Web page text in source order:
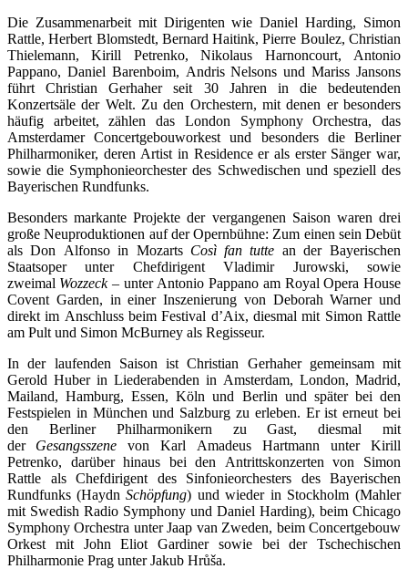
Die Zusammenarbeit mit Dirigenten wie Daniel Harding, Simon
Rattle, Herbert Blomstedt, Bernard Haitink, Pierre Boulez, Christian
Thielemann, Kirill Petrenko, Nikolaus Harnoncourt, Antonio
Pappano, Daniel Barenboim, Andris Nelsons und Mariss Jansons
führt Christian Gerhaher seit 30 Jahren in die bedeutenden
Konzertsäle der Welt. Zu den Orchestern, mit denen er besonders
häufig arbeitet, zählen das London Symphony Orchestra, das
Amsterdamer Concertgebouworkest und besonders die Berliner
Philharmoniker, deren Artist in Residence er als erster Sänger war,
sowie die Symphonieorchester des Schwedischen und speziell des
Bayerischen Rundfunks.
Besonders markante Projekte der vergangenen Saison waren drei
große Neuproduktionen auf der Opernbühne: Zum einen sein Debüt
als Don Alfonso in Mozarts Così fan tutte an der Bayerischen
Staatsoper unter Chefdirigent Vladimir Jurowski, sowie
zweimal Wozzeck– unter Antonio Pappano am Royal Opera House
Covent Garden, in einer Inszenierung von Deborah Warner und
direkt im Anschluss beim Festival d’Aix, diesmal mit Simon Rattle
am Pult und Simon McBurney als Regisseur.
In der laufenden Saison ist Christian Gerhaher gemeinsam mit
Gerold Huber in Liederabenden in Amsterdam, London, Madrid,
Mailand, Hamburg, Essen, Köln und Berlin und später bei den
Festspielen in München und Salzburg zu erleben. Er ist erneut bei
den Berliner Philharmonikern zu Gast, diesmal mit
der Gesangsszene von Karl Amadeus Hartmann unter Kirill
Petrenko, darüber hinaus bei den Antrittskonzerten von Simon
Rattle als Chefdirigent des Sinfonieorchesters des Bayerischen
Rundfunks (Haydn Schöpfung) und wieder in Stockholm (Mahler
mit Swedish Radio Symphony und Daniel Harding), beim Chicago
Symphony Orchestra unter Jaap van Zweden, beim Concertgebouw
Orkest mit John Eliot Gardiner sowie bei der Tschechischen
Philharmonie Prag unter Jakub Hrůša.